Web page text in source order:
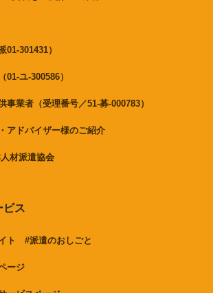
01-301431）
01-ユ-300586）
事業者（受理番号／51-募-000783）
アドバイザー様のご紹介
材派遣協会
ビス
ト #派遣のおしごと
ージ